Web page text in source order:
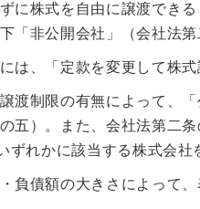
に株式を自由に譲渡でき
「非公開会社」（会社法
は、「定款を変更して株
渡制限の有無によって、
五）。また、会社法第二
ずれかに該当する株式会社
負債額の大きさによって